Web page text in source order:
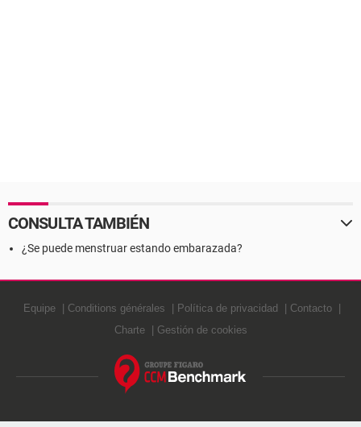
CONSULTA TAMBIÉN
¿Se puede menstruar estando embarazada?
Equipe Conditions générales Política de privacidad
Contacto
Charte
Gestión de cookies